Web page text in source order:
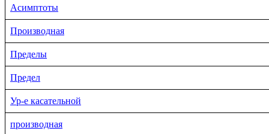
Асимптоты
Производная
Пределы
Предел
Ур-е касательной
производная